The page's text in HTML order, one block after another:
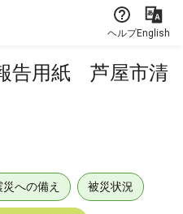
ヘルプEnglish
告用紙 芦屋市清
災への備え 被災状況